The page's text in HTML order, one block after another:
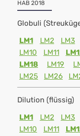
HAB 2018
Globuli
LM1
LM2 LM3
LM10
LM11
LM18
LM19
LM25
LM26
Dilution (flüssig)
LM1
LM2 LM3
LM10
LM11